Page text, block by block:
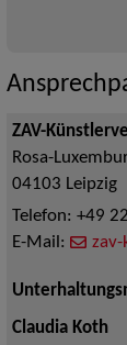
ZAV-
Rosa-
04103 Leipzig
Telefon: +49
E-Mail:
zav-
Claudia Koth